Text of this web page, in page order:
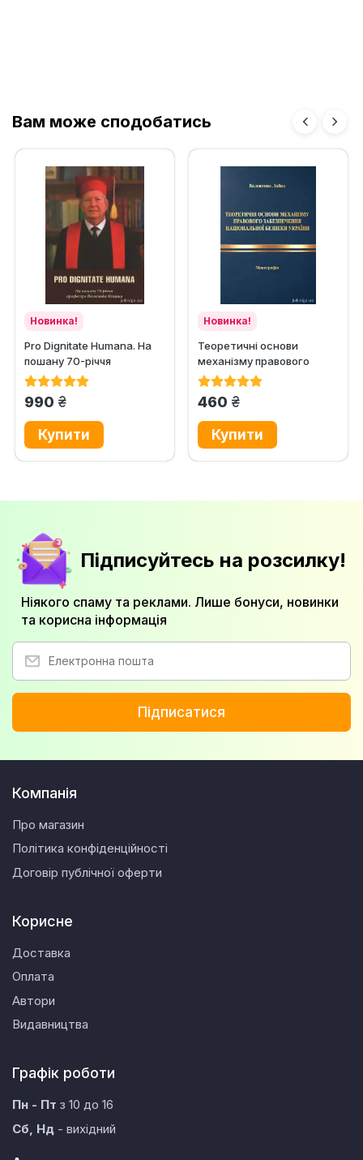
Вам може сподобатись
Новинка!
Pro Dignitate Humana. На
пошану 70-річчя
професора Всеволода
Мицика
990 грн.
Новинка!
Теоретичні основи
механізму правового
забезпечення
національної безпеки...
460 грн.
Підписуйтесь на розсилку!
Ніякого спаму та реклами. Лише бонуси, новинки
та корисна інформація
Підписатися
Компанія
Про магазин
Політика конфіденційності
Договір публічної оферти
Корисне
Доставка
Оплата
Автори
Видавництва
Графік роботи
Пн - Пт з 10 до 16
Сб, Нд - вихідний